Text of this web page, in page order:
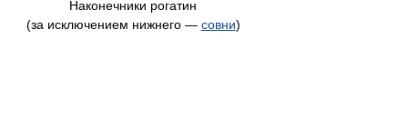
Наконечники рогатин
(за исключением нижнего — совни)